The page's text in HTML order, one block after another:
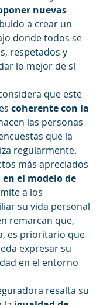
nuevas
a crear un
donde todos se
respetados y
lo mejor de sí
que este
coherente con la
las personas
que la
regularmente.
más apreciados
el modelo de
a los
su vida personal
remarcan que,
es prioritario que
expresar su
en el entorno
resalta su